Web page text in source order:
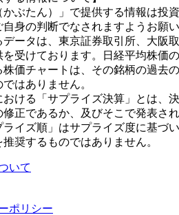
ぶたん）」で提供する情報は投
身の判断でなされますようお願い
ータは、東京証券取引所、大阪
受けております。日経平均株価
価チャートは、その銘柄の過去
はありません。
ける「サプライズ決算」とは、
正であるか、及びそこで発表さ
ライズ順」はサプライズ度に基づ
奨するものではありません。
いて
ポリシー